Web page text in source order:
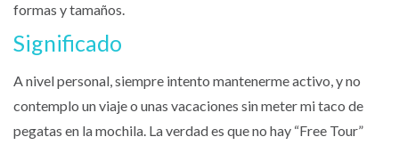
formas y tamaños.
Significado
A nivel personal, siempre intento mantenerme activo, y no
contemplo un viaje o unas vacaciones sin meter mi taco de
pegatas en la mochila. La verdad es que no hay “Free Tour”